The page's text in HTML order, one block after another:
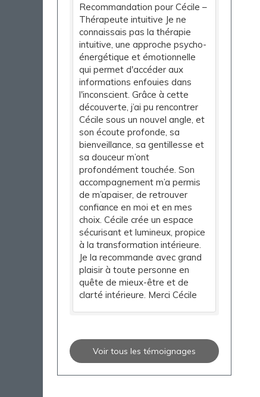
Recommandation pour Cécile –
Thérapeute intuitive Je ne
connaissais pas la thérapie
intuitive, une approche psycho-
énergétique et émotionnelle
qui permet d'accéder aux
informations enfouies dans
l'inconscient. Grâce à cette
découverte, j’ai pu rencontrer
Cécile sous un nouvel angle, et
son écoute profonde, sa
bienveillance, sa gentillesse et
sa douceur m’ont
profondément touchée. Son
accompagnement m’a permis
de m’apaiser, de retrouver
confiance en moi et en mes
choix. Cécile crée un espace
sécurisant et lumineux, propice
à la transformation intérieure.
Je la recommande avec grand
plaisir à toute personne en
quête de mieux-être et de
clarté intérieure. Merci Cécile
Voir tous les témoignages